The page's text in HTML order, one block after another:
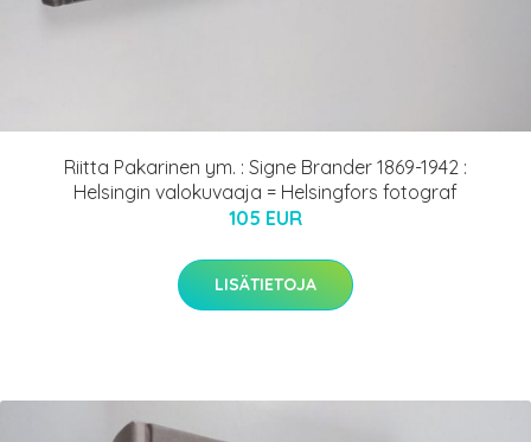
Riitta Pakarinen ym. : Signe Brander 1869-1942 :
Helsingin valokuvaaja = Helsingfors fotograf
105 EUR
LISÄTIETOJA